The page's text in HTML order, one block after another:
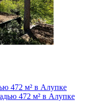
472 м² в Алупке